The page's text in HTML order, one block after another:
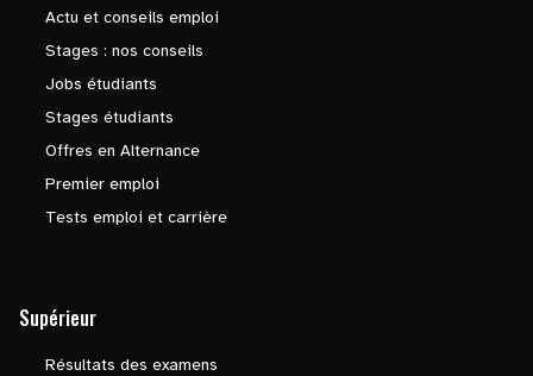
Actu et conseils emploi
Stages : nos conseils
Jobs étudiants
Stages étudiants
Offres en Alternance
Premier emploi
Tests emploi et carrière
Supérieur
Résultats des examens